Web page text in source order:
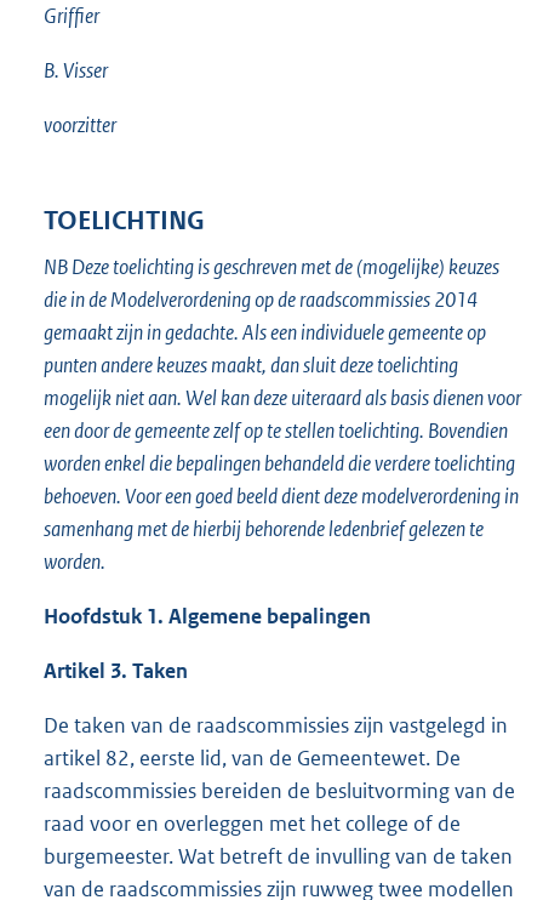
Griffier
B. Visser
voorzitter
TOELICHTING
NB Deze toelichting is geschreven met de (mogelijke) keuzes
die in de Modelverordening op de raadscommissies 2014
gemaakt zijn in gedachte. Als een individuele gemeente op
punten andere keuzes maakt, dan sluit deze toelichting
mogelijk niet aan. Wel kan deze uiteraard als basis dienen voor
een door de gemeente zelf op te stellen toelichting. Bovendien
worden enkel die bepalingen behandeld die verdere toelichting
behoeven. Voor een goed beeld dient deze modelverordening in
samenhang met de hierbij behorende ledenbrief gelezen te
worden.
Hoofdstuk 1. Algemene bepalingen
Artikel 3. Taken
De taken van de raadscommissies zijn vastgelegd in
artikel 82, eerste lid, van de Gemeentewet. De
raadscommissies bereiden de besluitvorming van de
raad voor en overleggen met het college of de
burgemeester. Wat betreft de invulling van de taken
van de raadscommissies zijn ruwweg twee modellen